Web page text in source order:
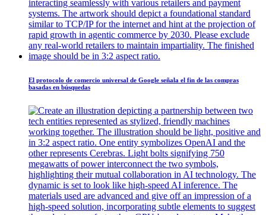
El protocolo de comercio universal de Google señala el fin de las compras
basadas en búsquedas